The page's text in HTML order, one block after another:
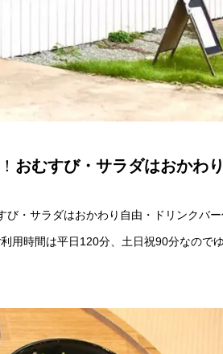
！ おむすび・サラダはおかわ
び・サラダはおかわり自由・ドリンクバ
用時間は平日120分、土日祝90分なので